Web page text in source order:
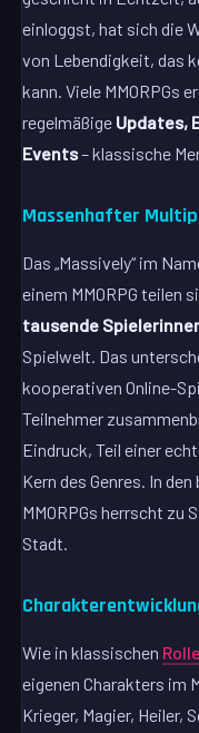
einloggst, hat sich die
von Lebendigkeit, das
kann. Viele MMORPGs
regelmäßige Updates,
Events– klassische
Massenhafter
Das „Massively“ im
einem MMORPG teilen
tausende
Spielwelt. Das
kooperativen Online-
Teilnehmer
Eindruck, Teil einer
Kern des Genres. In
MMORPGs herrscht zu
Stadt.
Wie in klassischen
eigenen Charakters im
Krieger, Magier, Heiler,